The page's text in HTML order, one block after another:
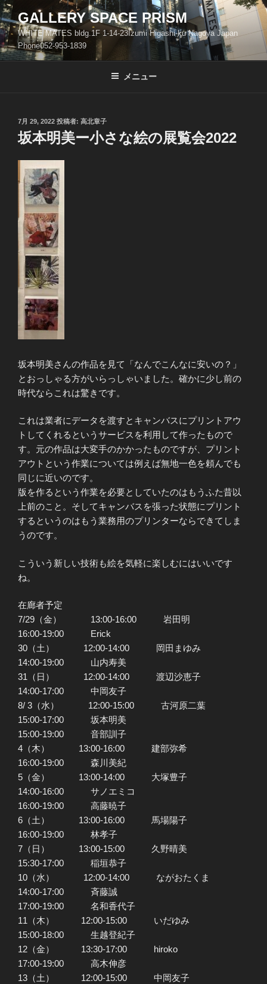
コ
ン
テ
ン
ツ
GALLERY SPACE PRISM
WHITE MATES bldg.1F 1-14-23Izumi Higashi-ku Nagoya Japan
Phone052-953-1839
メニュー
投
稿
日:
7月 29, 2022 投稿者: 高北章子
坂本明美ー小さな絵の展覧会2022
坂本明美さんの作品を見て「なんでこんなに安いの？」
とおっしゃる方がいらっしゃいました。確かに少し前の
時代ならこれは驚きです。
これは業者にデータを渡すとキャンバスにプリントアウ
トしてくれるというサービスを利用して作ったもので
す。元の作品は大変手のかかったものですが、プリント
アウトという作業については例えば無地一色を頼んでも
同じに近いのです。
版を作るという作業を必要としていたのはもうふた昔以
上前のこと。そしてキャンバスを張った状態にプリント
するというのはもう業務用のプリンターならできてしま
うのです。
こういう新しい技術も絵を気軽に楽しむにはいいです
ね。
在廊者予定
7/29（金） 13:00-16:00 岩田明
16:00-19:00 Erick
30（土） 12:00-14:00 岡田まゆみ
14:00-19:00 山内寿美
31（日） 12:00-14:00 渡辺沙恵子
14:00-17:00 中岡友子
8/ 3（水） 12:00-15:00 古河原二葉
15:00-17:00 坂本明美
15:00-19:00 音部訓子
4（木） 13:00-16:00 建部弥希
16:00-19:00 森川美紀
5（金） 13:00-14:00 大塚豊子
14:00-16:00 サノエミコ
16:00-19:00 高藤暁子
6（土） 13:00-16:00 馬場陽子
16:00-19:00 林孝子
7（日） 13:00-15:00 久野晴美
15:30-17:00 稲垣恭子
10（水） 12:00-14:00 ながおたくま
14:00-17:00 斉藤誠
17:00-19:00 名和香代子
11（木） 12:00-15:00 いだゆみ
15:00-18:00 生越登紀子
12（金） 13:30-17:00 hiroko
17:00-19:00 高木伸彦
13（土） 12:00-15:00 中岡友子